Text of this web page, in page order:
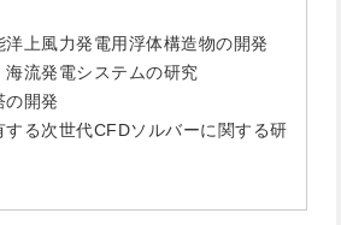
上風力発電用浮体構造物の開発
流発電システムの研究
開発
る次世代CFDソルバーに関する研